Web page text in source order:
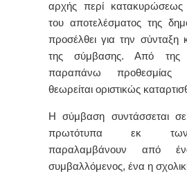
αρχής περί κατακυρώσεως
του αποτελέσματος της
προσέλθει για την σύνταξη
της σύμβασης. Από της
παραπάνω
θεωρείται οριστικώς
Η σύμβαση συντάσσεται
πρωτότυπα εκ
παραλαμβάνουν από
συμβαλλόμενος, ένα η